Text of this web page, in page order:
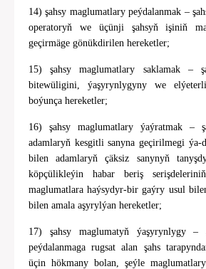
14) şahsy maglumatlary peýdalanmak –
operatoryň we üçünji şahsyň işiniň
geçirmäge gönükdirilen hereketler;
15) şahsy maglumatlary saklamak –
bitewüligini, ýaşyrynlygyny we
boýunça hereketler;
16) şahsy maglumatlary ýaýratmak –
adamlaryň kesgitli sanyna geçirilmegi ýa-
bilen adamlaryň çäksiz sanynyň
köpçülikleýin habar beriş
maglumatlara haýsydyr-bir gaýry usul
bilen amala aşyrylýan hereketler;
17) şahsy maglumatyň ýaşyrynlygy –
peýdalanmaga rugsat alan şahs
üçin hökmany bolan, şeýle